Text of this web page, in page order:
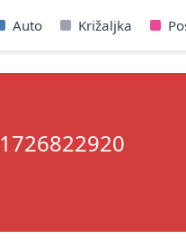
Auto Križaljka